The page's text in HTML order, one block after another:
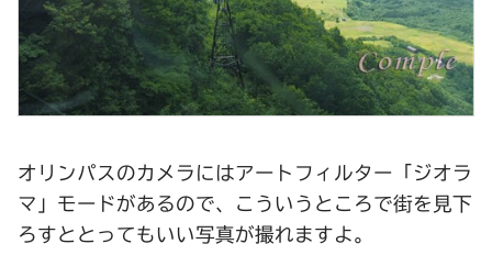
オリンパスのカメラにはアートフィルター「ジオラ
マ」モードがあるので、こういうところで街を見下
ろすととってもいい写真が撮れますよ。